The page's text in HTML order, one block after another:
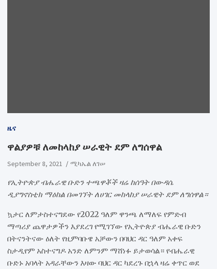
ዜና
ዋልያዎቹ ለመከላከያ ሠራዊት ደም ለግሰዋል
September 8, 2021 ሚካኤል ለገሠ
የኢትዮጵያ ብሔራዊ ቡድን ተጫዋቾች ዛሬ ከሰዓት በውዳሴ
ዲያግኖስቲክ ማዕከል በመገኘት ለሀገር መከላከያ ሠራዊት ደም ለግሰዋል።
ኳታር ለምታስተናግደው የ2022 ዓለም ዋንጫ ለማለፍ የምድብ
ማጣሪያ ጨዋታዎችን እያደረገ የሚገኘው የኢትዮጵያ ብሔራዊ ቡድን
በትናንትናው ዕለት የዚምባቡዌ አቻውን በባህር ዳር ዓለም አቀፍ
ስታዲየም አስተናግዶ አንድ ለምንም ማሸነፉ ይታወሳል። የብሔራዊ
ቡድኑ አባላት አዳራቸውን እዛው ባህር ዳር ካደረጉ በኋላ ዛሬ ቀጥር ወደ